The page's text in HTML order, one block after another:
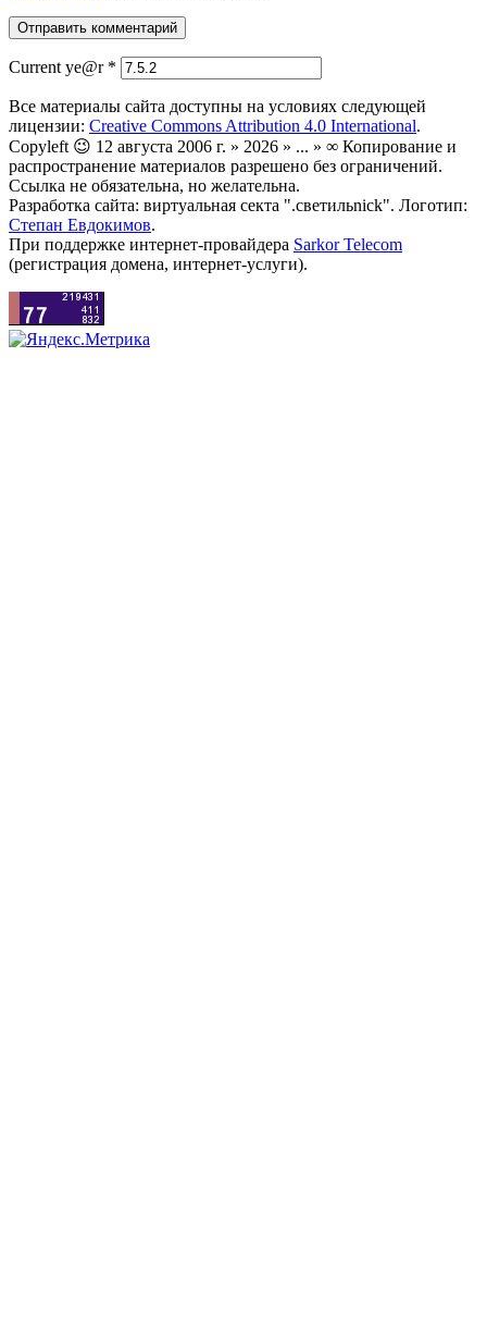
Current ye@r *
Все материалы сайта доступны на условиях следующей
лицензии: Creative Commons Attribution 4.0 International.
Copyleft 😉 12 августа 2006 г. » 2026 » ... » ∞ Копирование и
распространение материалов разрешено без ограничений.
Ссылка не обязательна, но желательна.
Разработка сайта: виртуальная секта ".светильnick". Логотип:
Степан Евдокимов.
При поддержке интернет-провайдера Sarkor Telecom
(регистрация домена, интернет-услуги).